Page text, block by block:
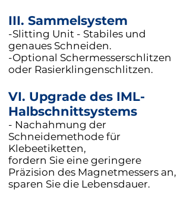
III. Sammelsystem
-Slitting Unit - Stabiles und
genaues Schneiden.
-Optional Schermesserschlitzen
oder Rasierklingenschlitzen.
VI. Upgrade des IML-
Halbschnittsystems
- Nachahmung der
Schneidemethode für
Klebeetiketten,
fordern Sie eine geringere
Präzision des Magnetmessers an,
sparen Sie die Lebensdauer.